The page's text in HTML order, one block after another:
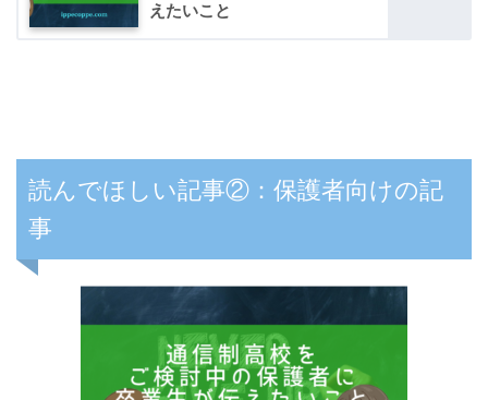
えたいこと
読んでほしい記事②：保護者向けの記
事